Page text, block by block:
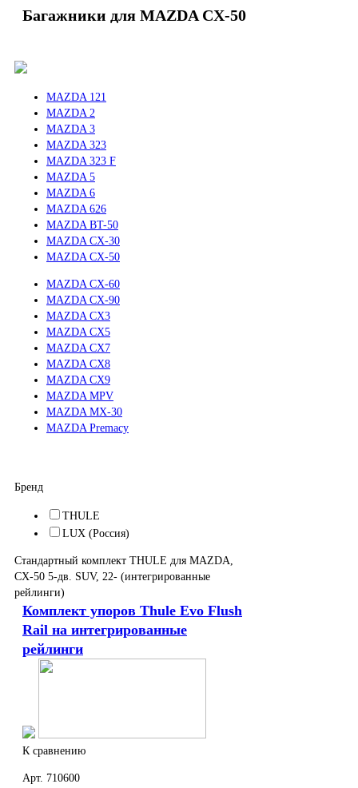
Atlant (Россия)
Дуги
Atlant (Россия)
THULE (Швеция)
Yakima (США)
ЕВРОДЕТАЛЬ (Россия)
Atlant
Mont Blanc
Запчасти
Крепежные комплекты
Rollster (Россия)
THULE (Швеция)
ЕВРОДЕТАЛЬ (Россия)
Хит продаж
Автомобильные боксы
Велокрепления
Дополнительные крепления
Крепления для серфов и лодок
Крепления для лыж и сноубордов
Сумки и органайзеры
Багажники для MAZDA CX-50
MAZDA 121
MAZDA 2
MAZDA 3
MAZDA 323
MAZDA 323 F
MAZDA 5
MAZDA 6
MAZDA 626
MAZDA BT-50
MAZDA CX-30
MAZDA CX-50
MAZDA CX-60
MAZDA CX-90
MAZDA CX3
MAZDA CX5
MAZDA CX7
MAZDA CX8
MAZDA CX9
MAZDA MPV
MAZDA MX-30
MAZDA Premacy
Бренд
THULE
LUX (Россия)
Стандартный комплект THULE для MAZDA,
CX-50 5-дв. SUV, 22- (интегрированные
рейлинги)
Комплект упоров Thule Evo Flush
Rail на интегрированные
рейлинги
К сравнению
Арт. 710600